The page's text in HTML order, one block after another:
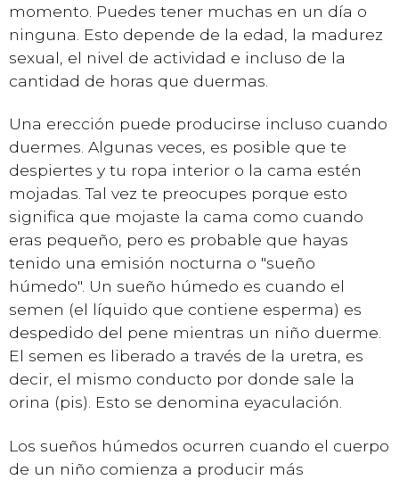
momento. Puedes tener muchas en un día o
ninguna. Esto depende de la edad, la madurez
sexual, el nivel de actividad e incluso de la
cantidad de horas que duermas.
Una erección puede producirse incluso cuando
duermes. Algunas veces, es posible que te
despiertes y tu ropa interior o la cama estén
mojadas. Tal vez te preocupes porque esto
significa que mojaste la cama como cuando
eras pequeño, pero es probable que hayas
tenido una emisión nocturna o "sueño
húmedo". Un sueño húmedo es cuando el
semen (el líquido que contiene esperma) es
despedido del pene mientras un niño duerme.
El semen es liberado a través de la uretra, es
decir, el mismo conducto por donde sale la
orina (pis). Esto se denomina eyaculación.
Los sueños húmedos ocurren cuando el cuerpo
de un niño comienza a producir más